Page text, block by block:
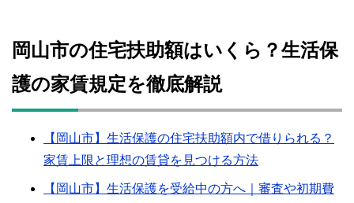
岡山市の住宅扶助額はいくら？生活保
護の家賃規定を徹底解説
【岡山市】生活保護の住宅扶助額内で借りられる？
家賃上限と理想の賃貸を見つける方法
【岡山市】生活保護を受給中の方へ｜審査や初期費